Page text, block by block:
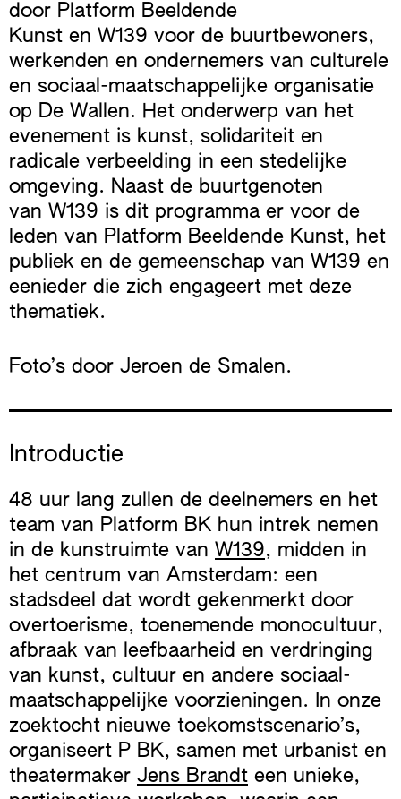
door Platform Beeldende
Kunst en W139 voor de buurtbewoners,
werkenden en ondernemers van culturele
en sociaal-maatschappelijke organisatie
op De Wallen. Het onderwerp van het
evenement is kunst, solidariteit en
radicale verbeelding in een stedelijke
omgeving. Naast de buurtgenoten
van W139 is dit programma er voor de
leden van Platform Beeldende Kunst, het
publiek en de gemeenschap van W139 en
eenieder die zich engageert met deze
thematiek.
Foto’s door Jeroen de Smalen.
Introductie
48 uur lang zullen de deelnemers en het
team van Platform BK hun intrek nemen
in de kunstruimte van W139, midden in
het centrum van Amsterdam: een
stadsdeel dat wordt gekenmerkt door
overtoerisme, toenemende monocultuur,
afbraak van leefbaarheid en verdringing
van kunst, cultuur en andere sociaal-
maatschappelijke voorzieningen. In onze
zoektocht nieuwe toekomstscenario’s,
organiseert P BK, samen met urbanist en
theatermaker Jens Brandt een unieke,